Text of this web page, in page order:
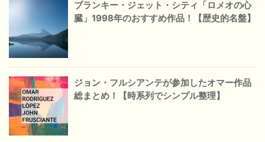
ブランキー・ジェット・シティ「ロメオの心
臓」1998年のおすすめ作品！【歴史的名盤】
ジョン・フルシアンテが参加したオマー作品
総まとめ！【時系列でシンプル整理】